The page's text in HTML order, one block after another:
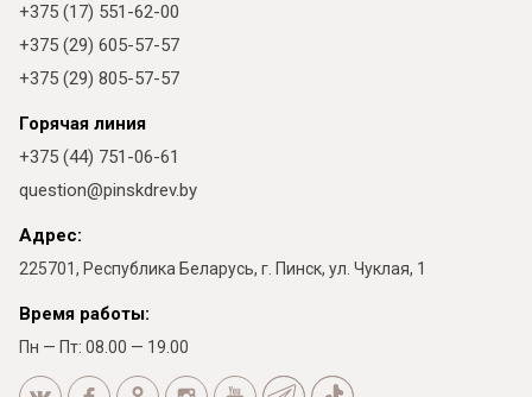
+375 (17) 551-62-00
+375 (29) 605-57-57
+375 (29) 805-57-57
Горячая линия
+375 (44) 751-06-61
question@pinskdrev.by
Адрес:
225701, Республика Беларусь, г. Пинск, ул. Чуклая, 1
Время работы:
Пн — Пт: 08.00 — 19.00